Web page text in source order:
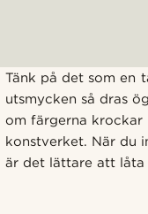
Tänk på det som en
utsmycken så dras
om färgerna krockar
konstverket. När du
är det lättare att låta